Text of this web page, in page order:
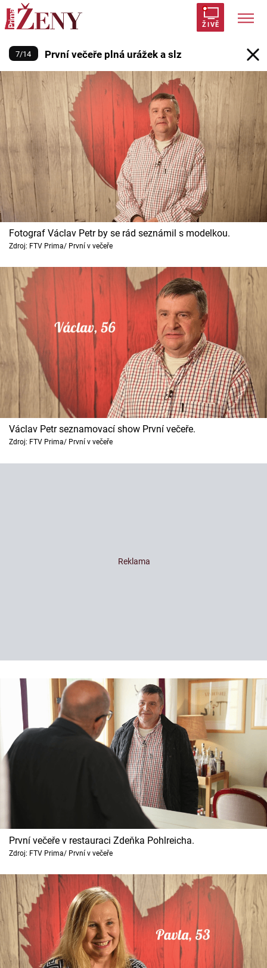
ŽIVĚ
Trendy: Polabí Inspekce Prostřeno!
Módní alarm
Zrádci Proměny
Témata
Celebrity
Vztahy
Seriály
Horoskopy
Sledujte prima+
Filmový festival Karlovy Vary
Pořady
Mámy sobě
Přihlášení
První večeře plná urážek a slz
7/14 První večeře plná urážek a slz
Fotograf Václav Petr by se rád seznámil s modelkou.
Zdroj: FTV Prima/ První v večeře
Václav Petr seznamovací show První večeře.
Zdroj: FTV Prima/ První v večeře
První večeře v restauraci Zdeňka Pohlreicha.
Zdroj: FTV Prima/ První v večeře